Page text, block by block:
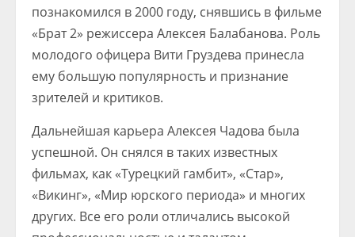
познакомился в 2000 году, снявшись в фильме
«Брат 2» режиссера Алексея Балабанова. Роль
молодого офицера Вити Груздева принесла
ему большую популярность и признание
зрителей и критиков.
Дальнейшая карьера Алексея Чадова была
успешной. Он снялся в таких известных
фильмах, как «Турецкий гамбит», «Стар»,
«Викинг», «Мир юрского периода» и многих
других. Все его роли отличались высокой